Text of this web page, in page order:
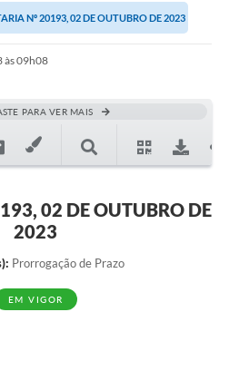
Nº 20193, 02 DE OUTUBRO DE 2023
às 09h08
PARA VER MAIS
02 DE OUTUBRO DE
2023
Prorrogação de Prazo
EM VIGOR